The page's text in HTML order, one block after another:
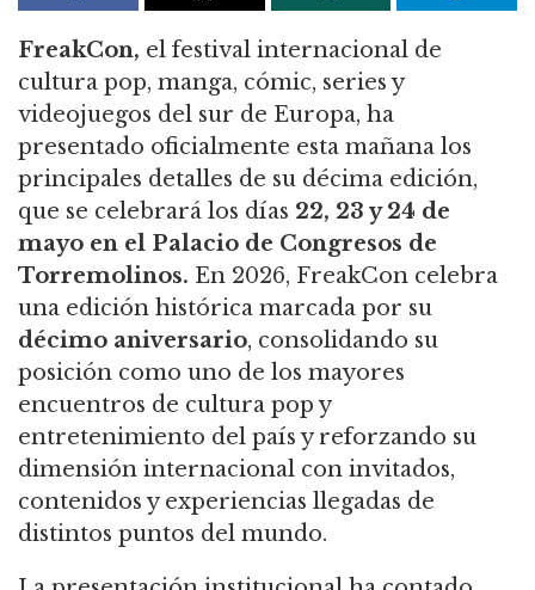
FreakCon, el festival internacional de
cultura pop, manga, cómic, series y
videojuegos del sur de Europa, ha
presentado oficialmente esta mañana los
principales detalles de su décima edición,
que se celebrará los días 22, 23 y 24 de
mayo en el Palacio de Congresos de
Torremolinos. En 2026, FreakCon celebra
una edición histórica marcada por su
décimo aniversario, consolidando su
posición como uno de los mayores
encuentros de cultura pop y
entretenimiento del país y reforzando su
dimensión internacional con invitados,
contenidos y experiencias llegadas de
distintos puntos del mundo.